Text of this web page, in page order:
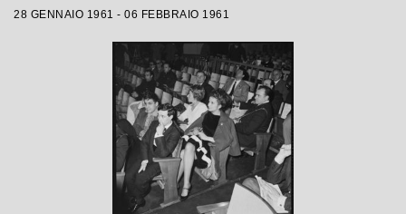
28 GENNAIO 1961 - 06 FEBBRAIO 1961